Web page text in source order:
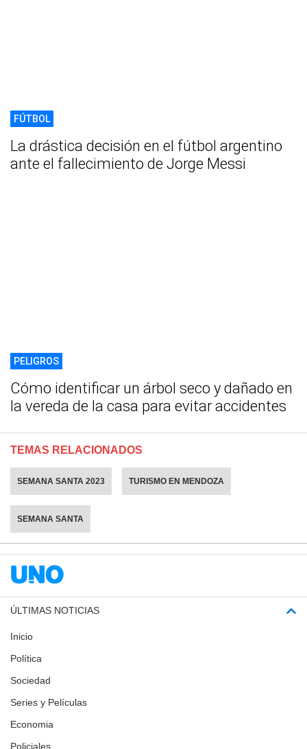
FÚTBOL
La drástica decisión en el fútbol argentino
ante el fallecimiento de Jorge Messi
PELIGROS
Cómo identificar un árbol seco y dañado en
la vereda de la casa para evitar accidentes
TEMAS RELACIONADOS
SEMANA SANTA 2023 TURISMO EN MENDOZA
SEMANA SANTA
ÚLTIMAS NOTICIAS
Inicio
Política
Sociedad
Series y Películas
Economia
Policiales